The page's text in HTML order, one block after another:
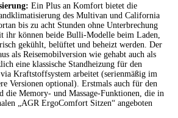
Ein Plus an Komfort bietet die
des Multivan und California
bis zu acht Stunden ohne Unterbrechung
ihr können beide Bulli-Modelle beim Laden,
gekühlt, belüftet und beheizt werden. Der
als Reisemobilversion wie gehabt auch als
eine klassische Standheizung für den
Kraftstoffsystem arbeitet (serienmäßig im
Versionen optional). Erstmals auch für den
die Memory- und Massage-Funktionen, die in
„AGR ErgoComfort Sitzen“ angeboten